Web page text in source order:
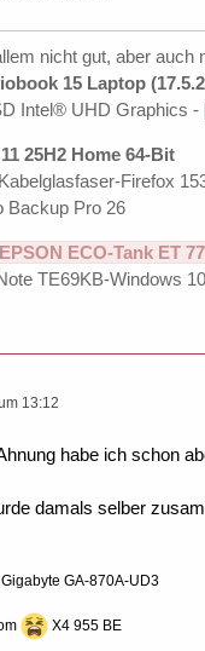
nicht gut, aber auch
15 Laptop
Intel® UHD Graphics -
25H2 Home 64-Bit
Firefox
Backup Pro 26
ECO-Tank ET
TE69KB-Windows
13:12
habe ich schon
damals selber
GA-870A-UD3
X4 955 BE